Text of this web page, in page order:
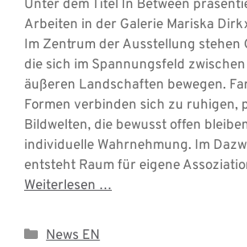
Unter dem Titel In Between
Arbeiten in der Galerie Mariska
Im Zentrum der Ausstellung stehen
die sich im Spannungsfeld
äußeren Landschaften bewegen.
Formen verbinden sich zu ruhigen,
Bildwelten, die bewusst offen
individuelle Wahrnehmung. Im
entsteht Raum für eigene
Weiterlesen …
Categories
News EN